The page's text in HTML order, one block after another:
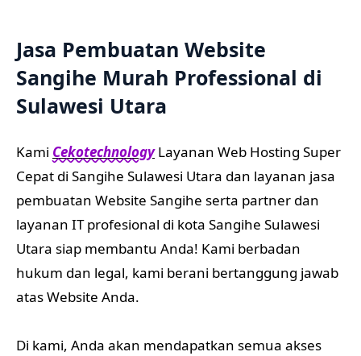
Jasa Pembuatan Website
Sangihe Murah Professional di
Sulawesi Utara
Kami CekotechnologyLayanan Web Hosting Super
Cepat di Sangihe Sulawesi Utara dan layanan jasa
pembuatan Website Sangihe serta partner dan
layanan IT profesional di kota Sangihe Sulawesi
Utara siap membantu Anda! Kami berbadan
hukum dan legal, kami berani bertanggung jawab
atas Website Anda.
Di kami, Anda akan mendapatkan semua akses